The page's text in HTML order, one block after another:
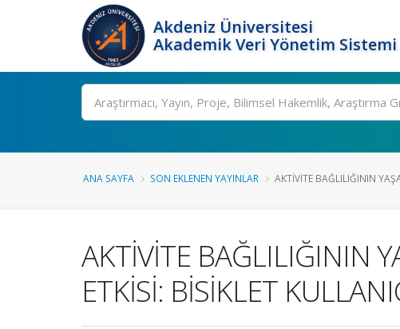
Akdeniz Üniversitesi
Akademik Veri Yönetim Sistemi
Ara
ANA SAYFA SON EKLENEN YAYINLAR AKTİVİTE BAĞLILIĞININ
AKTİVİTE BAĞLILIĞININ
ETKİSİ: BİSİKLET